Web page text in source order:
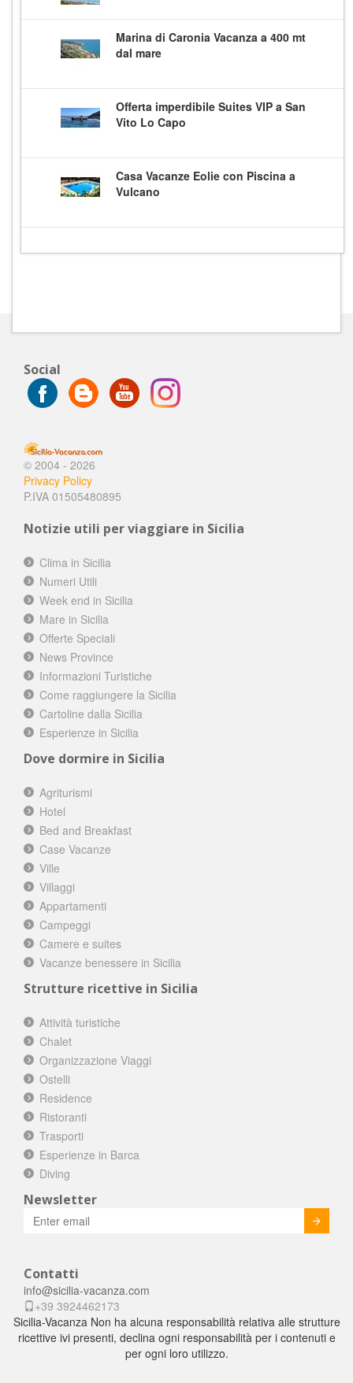
Marina di Caronia Vacanza a 400 mt
dal mare
Offerta imperdibile Suites VIP a San
Vito Lo Capo
Casa Vacanze Eolie con Piscina a
Vulcano
Social
© 2004 - 2026
Privacy Policy
P.IVA 01505480895
Notizie utili per viaggiare in Sicilia
Clima in Sicilia
Numeri Utili
Week end in Sicilia
Mare in Sicilia
Offerte Speciali
News Province
Informazioni Turistiche
Come raggiungere la Sicilia
Cartoline dalla Sicilia
Esperienze in Sicilia
Dove dormire in Sicilia
Agriturismi
Hotel
Bed and Breakfast
Case Vacanze
Ville
Villaggi
Appartamenti
Campeggi
Camere e suites
Vacanze benessere in Sicilia
Strutture ricettive in Sicilia
Attività turistiche
Chalet
Organizzazione Viaggi
Ostelli
Residence
Ristoranti
Trasporti
Esperienze in Barca
Diving
Newsletter
Contatti
info@sicilia-vacanza.com
+39 3924462173
Sicilia-Vacanza Non ha alcuna responsabilità relativa alle strutture
ricettive ivi presenti, declina ogni responsabilità per i contenuti e
per ogni loro utilizzo.